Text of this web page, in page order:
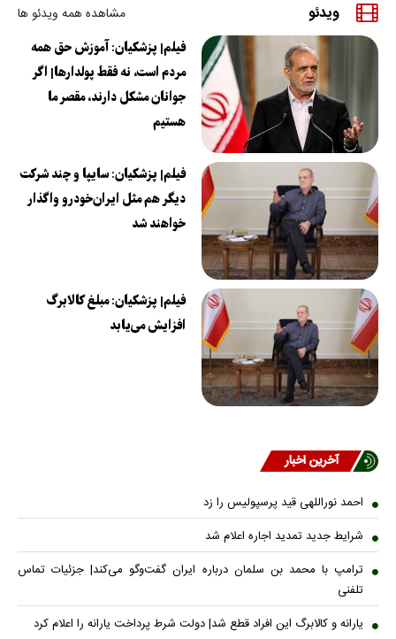
ویدئو مشاهده همه ویدئو ها
فیلم| پزشکیان: آموزش حق همه
مردم است، نه فقط پولدارها| اگر
جوانان مشکل دارند، مقصر ما
هستیم
فیلم| پزشکیان: سایپا و چند شرکت
دیگر هم مثل ایران‌خودرو واگذار
خواهند شد
فیلم| پزشکیان: مبلغ کالابرگ
افزایش می‌یابد
آخرین اخبار
احمد نوراللهی قید پرسپولیس را زد
شرایط جدید تمدید اجاره اعلام شد
ترامپ با محمد بن سلمان درباره ایران گفت‌وگو می‌کند| جزئیات تماس
تلفنی
یارانه و کالابرگ این افراد قطع شد| دولت شرط پرداخت یارانه را اعلام کرد